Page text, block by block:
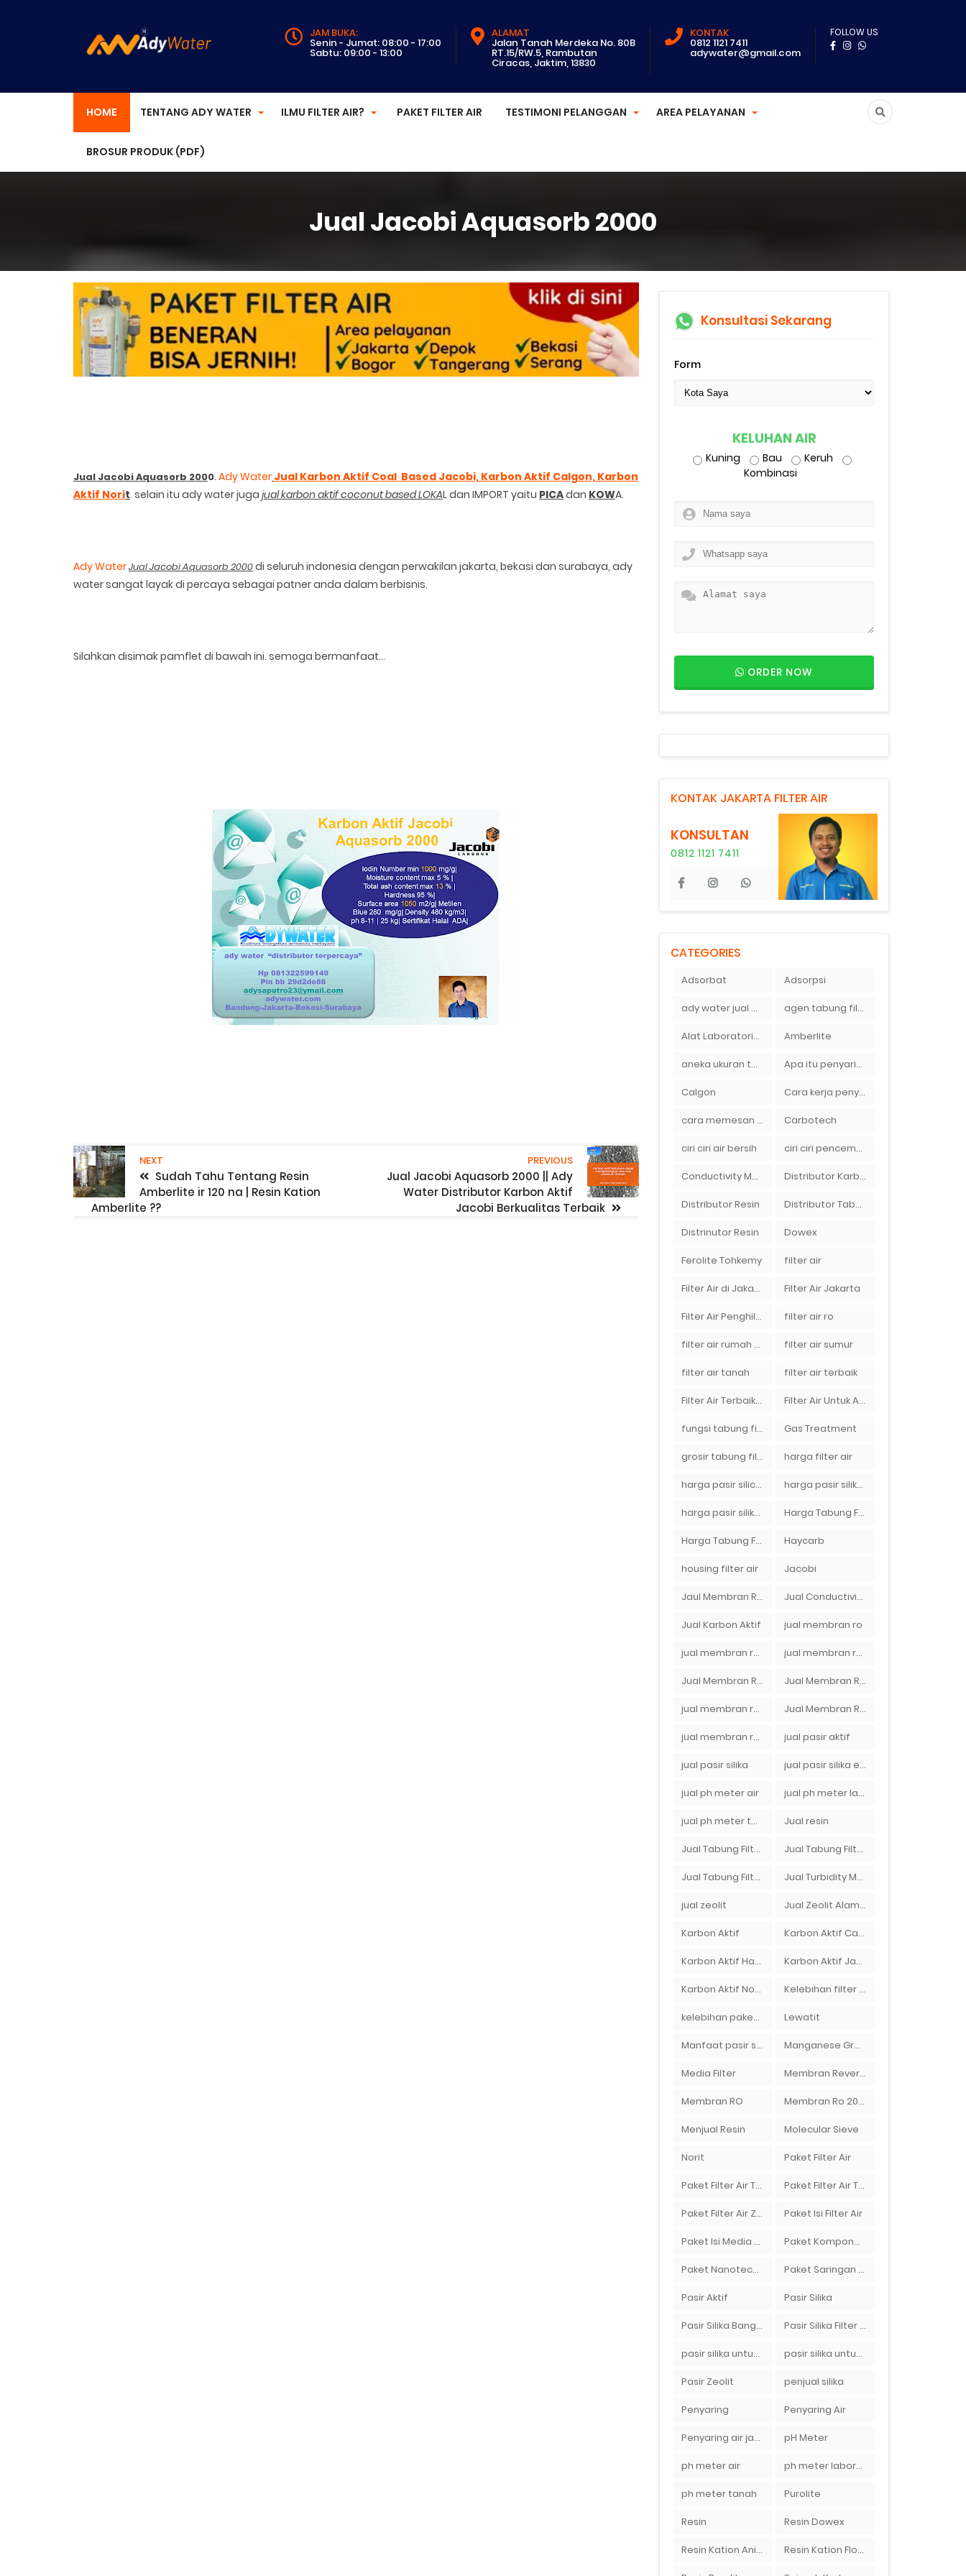
JAM BUKA:
Senin - Jumat: 08:00 - 17:00
Sabtu: 09:00 - 13:00
ALAMAT
Jalan Tanah Merdeka No. 80B
RT.15/RW.5, Rambutan
Ciracas, Jaktim, 13830
KONTAK
0812 1121 7411
adywater@gmail.com
FOLLOW US
HOME TENTANG ADY WATER ILMU FILTER AIR? PAKET FILTER AIR TESTIMONI PELANGGAN AREA PELAYANAN
BROSUR PRODUK (PDF)
Jual Jacobi Aquasorb 2000
Jual JacobiAquasorb 2000. Ady Water Jual Karbon Aktif Coal Based Jacobi, Karbon Aktif Calgon, Karbon
Aktif Norit. selain itu ady water juga jual karbon aktif coconut based LOKAL dan IMPORT yaitu PICAdan KOWA.
Ady WaterJual Jacobi Aquasorb 2000di seluruh indonesia dengan perwakilan jakarta, bekasi dan surabaya, ady
water sangat layak di percaya sebagai patner anda dalam berbisnis.
Silahkan disimak pamflet di bawah ini. semoga bermanfaat...
NEXT
Sudah Tahu Tentang Resin
Amberlite ir 120 na | Resin Kation
Amberlite ??
PREVIOUS
Jual Jacobi Aquasorb 2000 || Ady
Water Distributor Karbon Aktif
Jacobi Berkualitas Terbaik
Konsultasi Sekarang
Form
KELUHAN AIR
Kuning Bau
Keruh
Kombinasi
ORDER NOW
KONTAK JAKARTA FILTER AIR
KONSULTAN
0812 1121 7411
CATEGORIES
Adsorbat Adsorpsi
ady water jual membran ro 2000 gpd harganya sangat murah agen tabung filter air di bandung
Alat Laboratorium Amberlite
aneka ukuran tabung filter air Apa itu penyaringan air secara umum
Calgon Cara kerja penyaring air Ady Water dengan tabung FRP berisikan lapisan media filter air
cara memesan filter air Ady Wate Carbotech
ciri ciri air bersih ciri ciri pencemaran air sumur bor di rumah
Conductivity Meter Distributor Karbon Aktif
Distributor Resin Distributor Tabung Filter Air FRP1054 di Bandung
Distrinutor Resin Dowex
Ferolite Tohkemy filter air
Filter Air di Jakarta Filter Air Jakarta
Filter Air Penghilang Bau filter air ro
filter air rumah tangga filter air sumur
filter air tanah filter air terbaik
Filter Air Terbaik di Jakarta Filter Air Untuk Aquarium
fungsi tabung filter Gas Treatment
grosir tabung filter air harga filter air
harga pasir silica per ton per kg harga pasir silika per ton per kg
harga pasir silika putih Harga Tabung Filter 1054
Harga Tabung Filter Air Sumur Haycarb
housing filter air Jacobi
Jaul Membran Ro 2000 GPD Harga Murah Jual Conductivity Meter Lutron
Jual Karbon Aktif jual membran ro
jual membran ro 2000 gpd murah jual membran ro di bandung
Jual Membran RO Di Jakarta Selatan Jual Membran RO Di Lampung
jual membran ro di surabaya Jual Membran Ro Murah : 082140002080
jual membran ro murah surabaya jual pasir aktif
jual pasir silika jual pasir silika eceran
jual ph meter air jual ph meter laboratorium
jual ph meter tanah Jual resin
Jual Tabung Filter Air Jual Tabung Filter Air Murah
Jual Tabung Filter Air Surabaya Jual Turbidity Meter Harga Murah Di Sulawesi
jual zeolit Jual Zeolit Alam Murah Di Surabaya
Karbon Aktif Karbon Aktif Calgon
Karbon Aktif Haycarb Karbon Aktif Jacobi
Karbon Aktif Norit Kelebihan filter air Ady Water untuk menyaring air sumur bor di rumah"
kelebihan paket filter air Ady Water Lewatit
Manfaat pasir silika bagi kehidupan Manganese Greensand Plus
Media Filter Membran Reverse Osmosis
Membran RO Membran Ro 2000 GPD
Menjual Resin Molecular Sieve
Norit Paket Filter Air
Paket Filter Air Tanah Paket Filter Air Tinggal Pasang
Paket Filter Air Zat Besi Tinggi Paket Isi Filter Air
Paket Isi Media Filter Air Paket Komponen Bahan Filter Air
Paket Nanotech Filter Air Paket Saringan Filter Air
Pasir Aktif Pasir Silika
Pasir Silika Bangka Pasir Silika Filter Air
pasir silika untuk boiler pasir silika untuk filter air
Pasir Zeolit penjual silika
Penyaring Penyaring Air
Penyaring air jakarta pH Meter
ph meter air ph meter laboratorium
ph meter tanah Purolite
Resin Resin Dowex
Resin Kation Anion Resin Kation Flotrol